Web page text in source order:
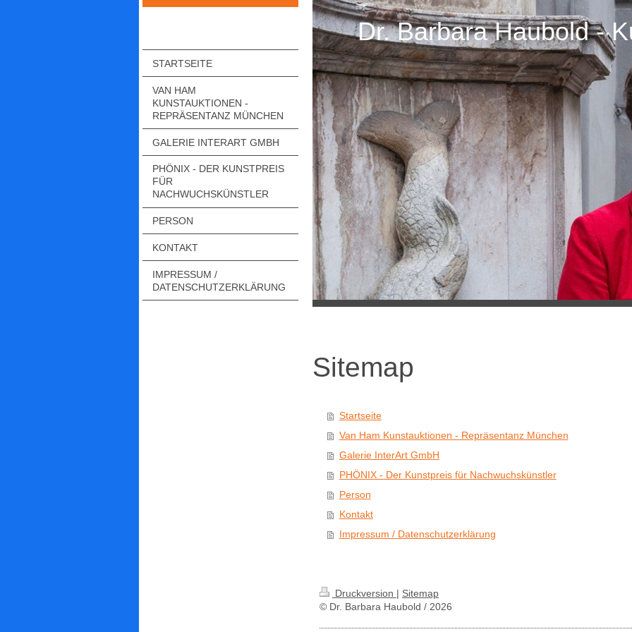
STARTSEITE
VAN HAM
KUNSTAUKTIONEN -
REPRÄSENTANZ MÜNCHEN
GALERIE INTERART GMBH
PHÖNIX - DER KUNSTPREIS
FÜR
NACHWUCHSKÜNSTLER
PERSON
KONTAKT
IMPRESSUM /
DATENSCHUTZERKLÄRUNG
Dr. Barbara Haubold -
Sitemap
Startseite
Van Ham Kunstauktionen - Repräsentanz München
Galerie InterArt GmbH
PHÖNIX - Der Kunstpreis für Nachwuchskünstler
Person
Kontakt
Impressum / Datenschutzerklärung
Druckversion | Sitemap
© Dr. Barbara Haubold / 2026